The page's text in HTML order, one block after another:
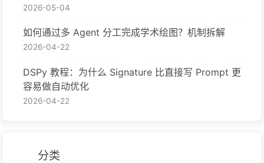
2026-05-04
如何通过多 Agent 分工完成学术绘图？机制拆解
2026-04-22
DSPy 教程：为什么 Signature 比直接写 Prompt 更
容易做自动优化
2026-04-22
分类